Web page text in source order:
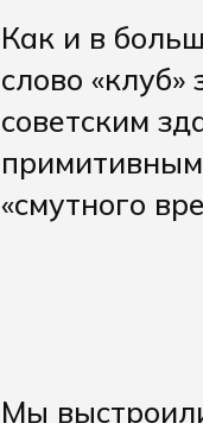
Как и в
слово
советским
«смутного
Мы